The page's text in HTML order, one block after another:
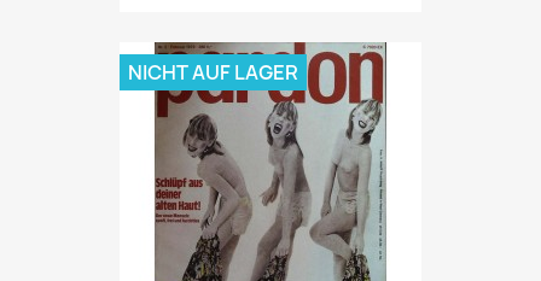
NICHT AUF LAGER